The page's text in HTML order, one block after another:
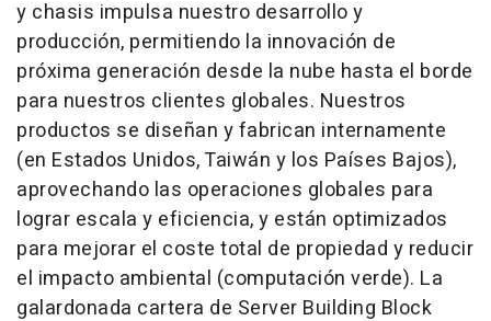
y chasis impulsa nuestro desarrollo y
producción, permitiendo la innovación de
próxima generación desde la nube hasta el borde
para nuestros clientes globales. Nuestros
productos se diseñan y fabrican internamente
(en Estados Unidos, Taiwán y los Países Bajos),
aprovechando las operaciones globales para
lograr escala y eficiencia, y están optimizados
para mejorar el coste total de propiedad y reducir
el impacto ambiental (computación verde). La
galardonada cartera de Server Building Block